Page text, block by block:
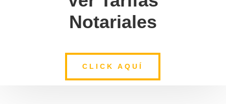
Notariales
CLICK AQUÍ